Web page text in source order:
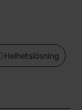
Helhetslösning